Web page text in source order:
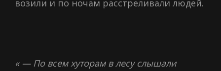
возили и по ночам расстреливали людей.
« — По всем хуторам в лесу слышали